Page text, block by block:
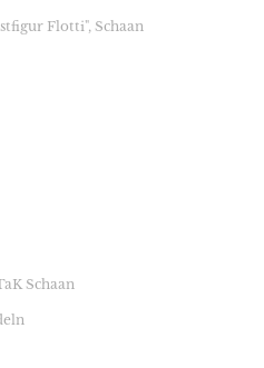
Flotti", Schaan
Schaan